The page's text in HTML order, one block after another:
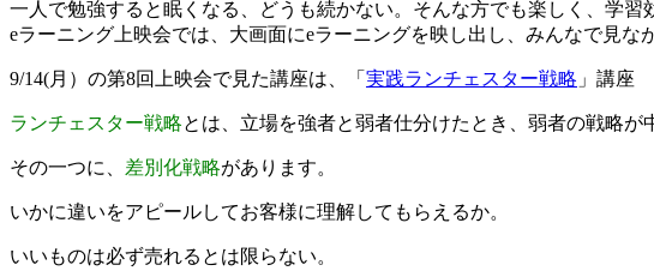
一人で勉強すると眠くなる、どうも続かない。そんな方でも楽しく、学習
eラーニング上映会では、大画面にeラーニングを映し出し、みんなで見
9/14(月）の第8回上映会で見た講座は、「 実践ランチェスター戦略 」講座
ランチェスター戦略とは、立場を強者と弱者仕分けたとき、弱者の戦略が
その一つに、 差別化戦略があります。
いかに違いをアピールしてお客様に理解してもらえるか。
いいものは必ず売れるとは限らない。